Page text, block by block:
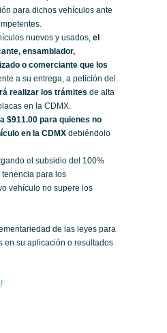
para dichos vehículos ante
nuevos y usados, el
ensamblador,
o comerciante que los
a su entrega, a petición del
realizar los trámites de alta
en la CDMX.
$911.00 para quienes no
en la CDMX debiéndolo
el subsidio del 100%
para los
vehículo no supere los
de las leyes para
en su aplicación o resultados